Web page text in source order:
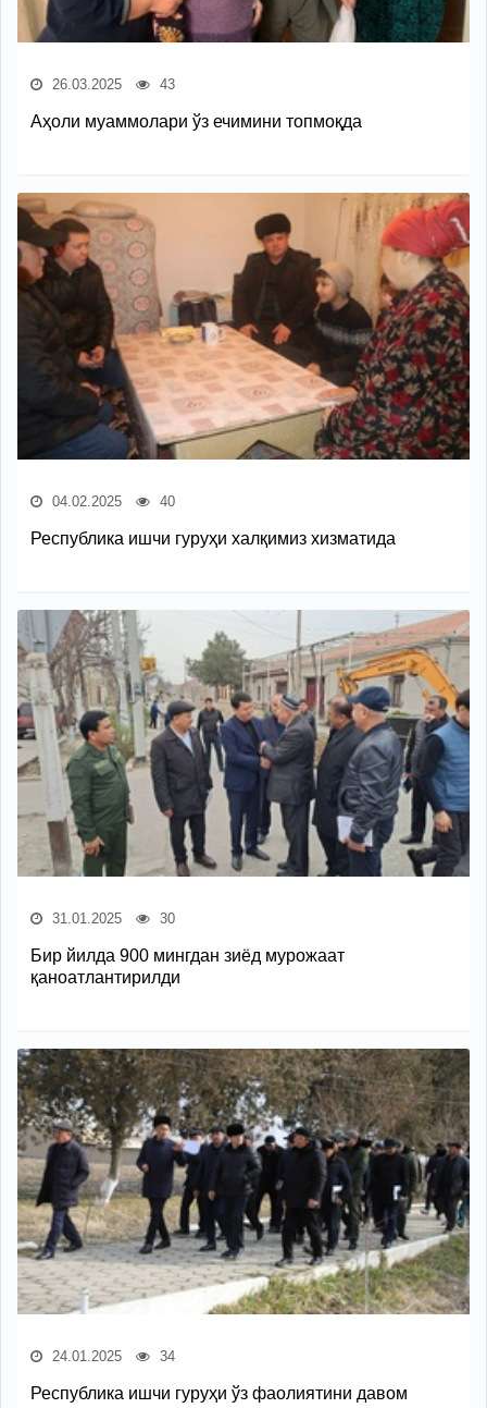
26.03.2025 43
Аҳоли муаммолари ўз ечимини топмоқда
04.02.2025 40
Республика ишчи гуруҳи халқимиз хизматида
31.01.2025 30
Бир йилда 900 мингдан зиёд мурожаат
қаноатлантирилди
24.01.2025 34
Республика ишчи гуруҳи ўз фаолиятини давом